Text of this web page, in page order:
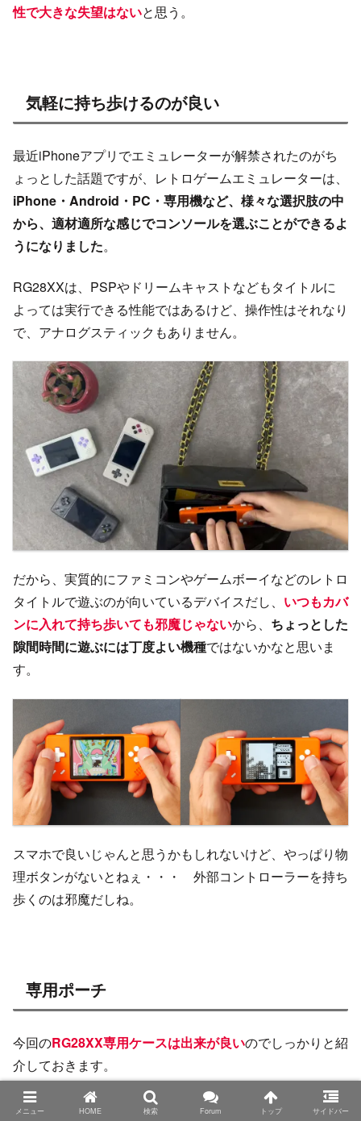
性で大きな失望はないと思う。
気軽に持ち歩けるのが良い
最近iPhoneアプリでエミュレーターが解禁されたのがち
ょっとした話題ですが、レトロゲームエミュレーターは、
iPhone・Android・PC・専用機など、様々な選択肢の中
から、適材適所な感じでコンソールを選ぶことができるよ
うになりました。
RG28XXは、PSPやドリームキャストなどもタイトルに
よっては実行できる性能ではあるけど、操作性はそれなり
で、アナログスティックもありません。
だから、実質的にファミコンやゲームボーイなどのレトロ
タイトルで遊ぶのが向いているデバイスだし、 いつもカバ
ンに入れて持ち歩いても邪魔じゃないから、 ちょっとした
隙間時間に遊ぶには丁度よい機種ではないかなと思いま
す。
スマホで良いじゃんと思うかもしれないけど、やっぱり物
理ボタンがないとねぇ・・・ 外部コントローラーを持ち
歩くのは邪魔だしね。
専用ポーチ
今回のRG28XX専用ケースは出来が良いのでしっかりと紹
介しておきます。
メニュー HOME 検索 Forum トップ サイドバー